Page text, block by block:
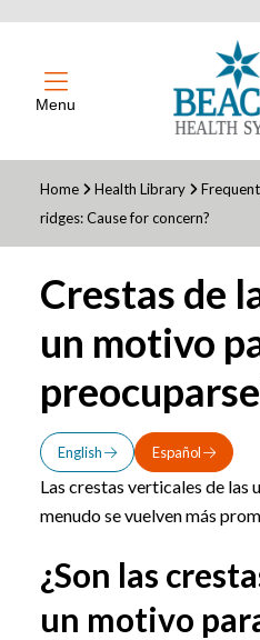
Menu
Home Health Library
ridges: Cause for concern?
Crestas de
un motivo
English Español
Las crestas verticales de las
menudo se vuelven más
¿Son las
un motivo